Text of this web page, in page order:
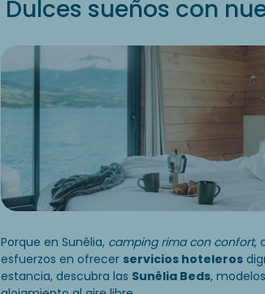
Dulces sueños con
Porque en Sunêlia, camping rima con confort,
esfuerzos en ofrecer servicios hoteleros
estancia, descubra las Sunêlia Beds,